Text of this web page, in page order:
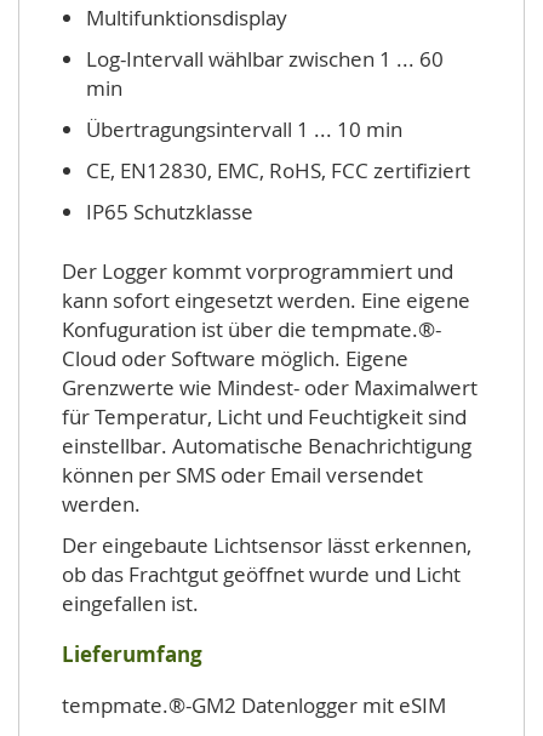
Multifunktionsdisplay
Log-Intervall wählbar zwischen 1 ... 60
min
Übertragungsintervall 1 ... 10 min
CE, EN12830, EMC, RoHS, FCC zertifiziert
IP65 Schutzklasse
Der Logger kommt vorprogrammiert und
kann sofort eingesetzt werden. Eine eigene
Konfuguration ist über die tempmate.®-
Cloud oder Software möglich. Eigene
Grenzwerte wie Mindest- oder Maximalwert
für Temperatur, Licht und Feuchtigkeit sind
einstellbar. Automatische Benachrichtigung
können per SMS oder Email versendet
werden.
Der eingebaute Lichtsensor lässt erkennen,
ob das Frachtgut geöffnet wurde und Licht
eingefallen ist.
Lieferumfang
tempmate.®-GM2 Datenlogger mit eSIM